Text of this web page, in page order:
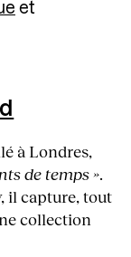
et
à Londres,
de temps ».
il capture, tout
collection